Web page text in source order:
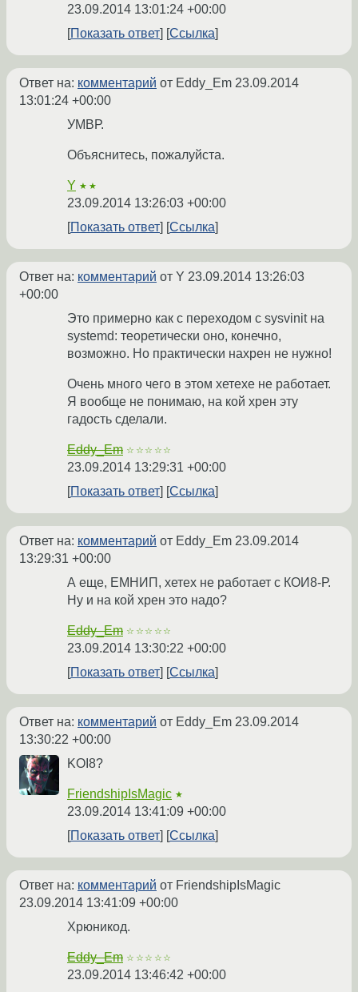
23.09.2014 13:01:24 +00:00
Показать ответ
Ссылка
Ответ на: комментарий от Eddy_Em 23.09.2014
13:01:24 +00:00
УМВР.
Объяснитесь, пожалуйста.
Y ★★
23.09.2014 13:26:03 +00:00
Показать ответ
Ссылка
Ответ на: комментарий от Y 23.09.2014 13:26:03
+00:00
Это примерно как с переходом с sysvinit на
systemd: теоретически оно, конечно,
возможно. Но практически нахрен не нужно!
Очень много чего в этом хетехе не работает.
Я вообще не понимаю, на кой хрен эту
гадость сделали.
Eddy_Em ☆☆☆☆☆
23.09.2014 13:29:31 +00:00
Показать ответ
Ссылка
Ответ на: комментарий от Eddy_Em 23.09.2014
13:29:31 +00:00
А еще, ЕМНИП, хетех не работает с КОИ8-Р.
Ну и на кой хрен это надо?
Eddy_Em ☆☆☆☆☆
23.09.2014 13:30:22 +00:00
Показать ответ
Ссылка
Ответ на: комментарий от Eddy_Em 23.09.2014
13:30:22 +00:00
KOI8?
FriendshipIsMagic ★
23.09.2014 13:41:09 +00:00
Показать ответ
Ссылка
Ответ на: комментарий от FriendshipIsMagic
23.09.2014 13:41:09 +00:00
Хрюникод.
Eddy_Em ☆☆☆☆☆
23.09.2014 13:46:42 +00:00